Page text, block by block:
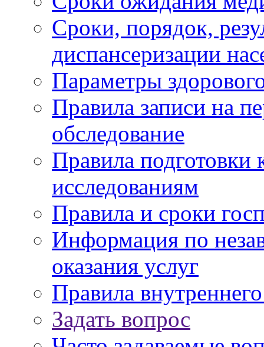
Сроки, порядок,
диспансеризации
Параметры
Правила записи на
обследование
Правила подготовки
исследованиям
Правила и сроки
Информация по
оказания услуг
Правила
Задать вопрос